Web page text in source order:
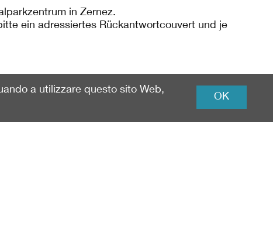
in Zernez.
ein adressiertes Rückantwortcouvert und je
OK
a utilizzare questo sito Web,